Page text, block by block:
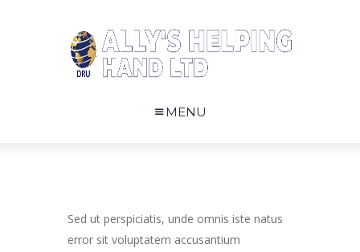
MENU
Sed ut perspiciatis, unde omnis iste natus
error sit voluptatem accusantium